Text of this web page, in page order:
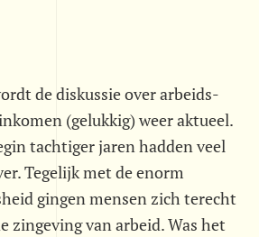
de diskussie over arbeids-
(gelukkig) weer aktueel.
tachtiger jaren hadden veel
Tegelijk met de enorm
gingen mensen zich terecht
zingeving van arbeid. Was het